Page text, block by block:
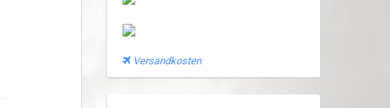
Versandkosten